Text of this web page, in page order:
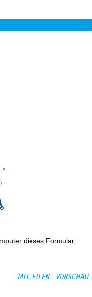
*
dieses Formular